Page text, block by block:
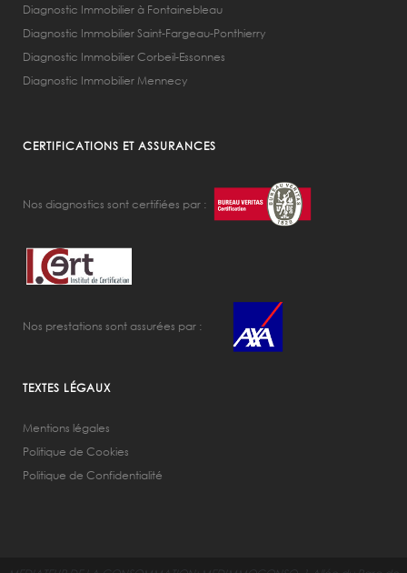
Diagnostic Immobilier à Fontainebleau
Diagnostic Immobilier Saint-Fargeau-Ponthierry
Diagnostic Immobilier Corbeil-Essonnes
Diagnostic Immobilier Mennecy
CERTIFICATIONS ET ASSURANCES
Nos diagnostics sont certifiées par :
Nos prestations sont assurées par :
TEXTES LÉGAUX
Mentions légales
Politique de Cookies
Politique de Confidentialité